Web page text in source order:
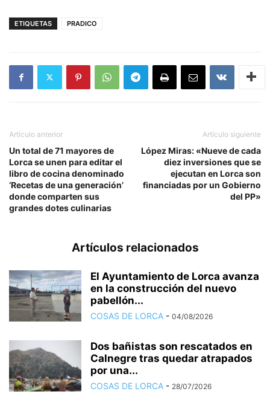
ETIQUETAS PRADICO
Artículo anterior
Un total de 71 mayores de
Lorca se unen para editar el
libro de cocina denominado
‘Recetas de una generación’
donde comparten sus
grandes dotes culinarias
Artículo siguiente
López Miras: «Nueve de cada
diez inversiones que se
ejecutan en Lorca son
financiadas por un Gobierno
del PP»
Artículos relacionados
El Ayuntamiento de Lorca avanza
en la construcción del nuevo
pabellón...
COSAS DE LORCA - 04/08/2026
Dos bañistas son rescatados en
Calnegre tras quedar atrapados
por una...
COSAS DE LORCA - 28/07/2026